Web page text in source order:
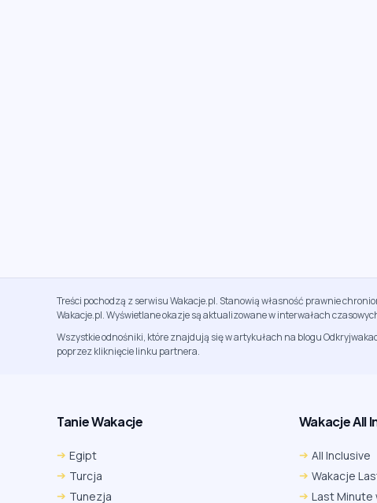
Treści pochodzą z serwisu Wakacje.pl. Stanowią własność prawnie
Wakacje.pl. Wyświetlane okazje są aktualizowane w interwałach
Wszystkie odnośniki, które znajdują się w artykułach na blogu
poprzez kliknięcie linku partnera.
Tanie Wakacje
Egipt
Turcja
Tunezja
Wakacje All
All Inclusive
Wakacje
Last